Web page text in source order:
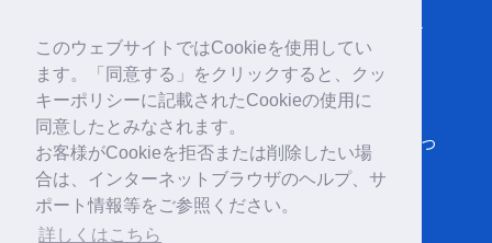
このウェブサイトではCookieを使用してい
ます。「同意する」をクリックすると、クッ
キーポリシーに記載されたCookieの使用に
同意したとみなされます。
お客様がCookieを拒否または削除したい場
合は、インターネットブラウザのヘルプ、サ
ポート情報等をご参照ください。
詳しくはこちら
動画ギャラリー
お知らせ
サステナビリティ基本方針
プライバシーポリシー
反社会的勢力への対応につ
いて